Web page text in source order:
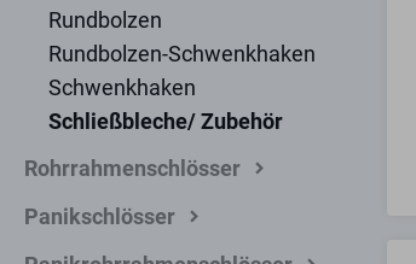
Rundbolzen
Rundbolzen-Schwenkhaken
Schwenkhaken
Schließbleche/ Zubehör
Rohrrahmenschlösser
Panikschlösser